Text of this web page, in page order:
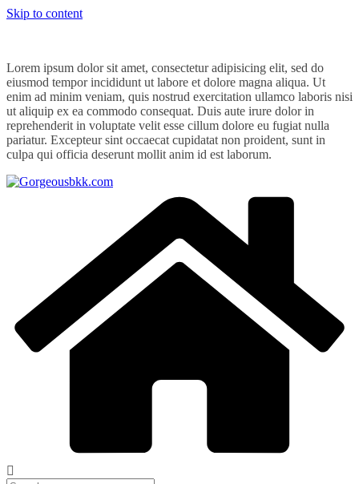
Skip to content
Lorem ipsum dolor sit amet, consectetur adipisicing elit, sed do
eiusmod tempor incididunt ut labore et dolore magna aliqua. Ut
enim ad minim veniam, quis nostrud exercitation ullamco laboris nisi
ut aliquip ex ea commodo consequat. Duis aute irure dolor in
reprehenderit in voluptate velit esse cillum dolore eu fugiat nulla
pariatur. Excepteur sint occaecat cupidatat non proident, sunt in
culpa qui officia deserunt mollit anim id est laborum.